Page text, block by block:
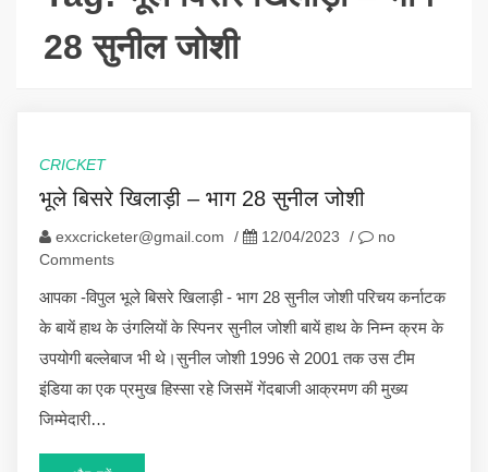
28 सुनील जोशी
CRICKET
भूले बिसरे खिलाड़ी – भाग 28 सुनील जोशी
exxcricketer@gmail.com / 12/04/2023 /
no
Comments
आपका -विपुल भूले बिसरे खिलाड़ी - भाग 28 सुनील जोशी परिचय कर्नाटक
के बायें हाथ के उंगलियों के स्पिनर सुनील जोशी बायें हाथ के निम्न क्रम के
उपयोगी बल्लेबाज भी थे।सुनील जोशी 1996 से 2001 तक उस टीम
इंडिया का एक प्रमुख हिस्सा रहे जिसमें गेंदबाजी आक्रमण की मुख्य
जिम्मेदारी…